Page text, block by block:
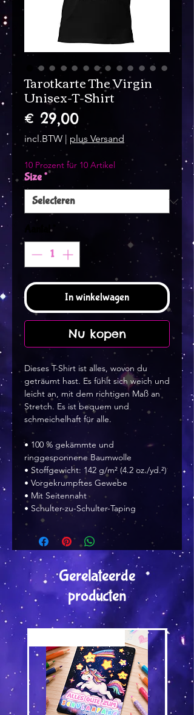
Tarotkarte The Virgin
Unisex-T-Shirt
€ 29,00Prijs
incl.BTW | plus Versand
10 Prozent für 10 Artikel
Size*
In winkelwagen
Nu kopen
Dieses T-Shirt ist alles, wovon du
geträumt hast. Es fühlt sich weich und
leicht an, mit dem richtigen Maß an
Stretch. Es ist bequem und
schmeichelhaft für alle.
• 100 % gekämmte und
ringgesponnene Baumwolle
• Stoffgewicht: 142 g/m² (4.2 oz./yd.²)
• Vorgekrumpftes Gewebe
• Mit Seitennaht
• Schulter-zu-Schulter-Taping
Gerelateerde
producten